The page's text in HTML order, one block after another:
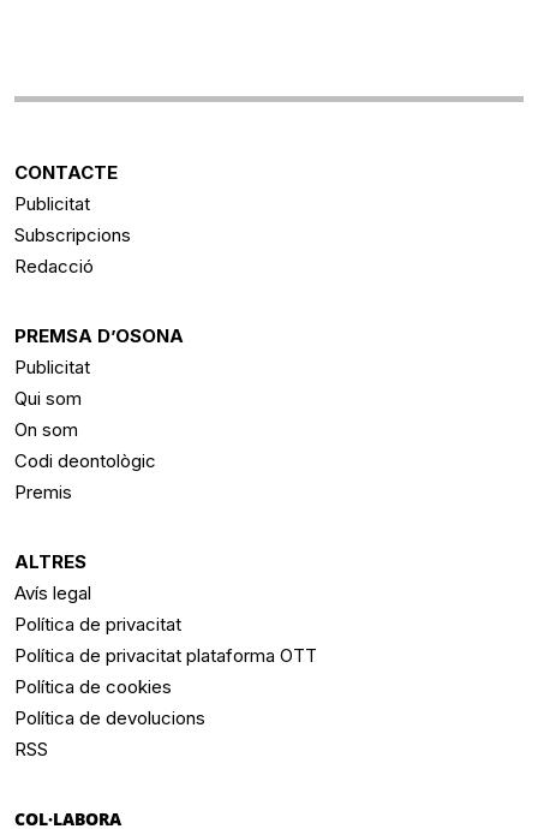
CONTACTE
Publicitat
Subscripcions
Redacció
PREMSA D’OSONA
Publicitat
Qui som
On som
Codi deontològic
Premis
ALTRES
Avís legal
Política de privacitat
Política de privacitat plataforma OTT
Política de cookies
Política de devolucions
RSS
COL·LABORA